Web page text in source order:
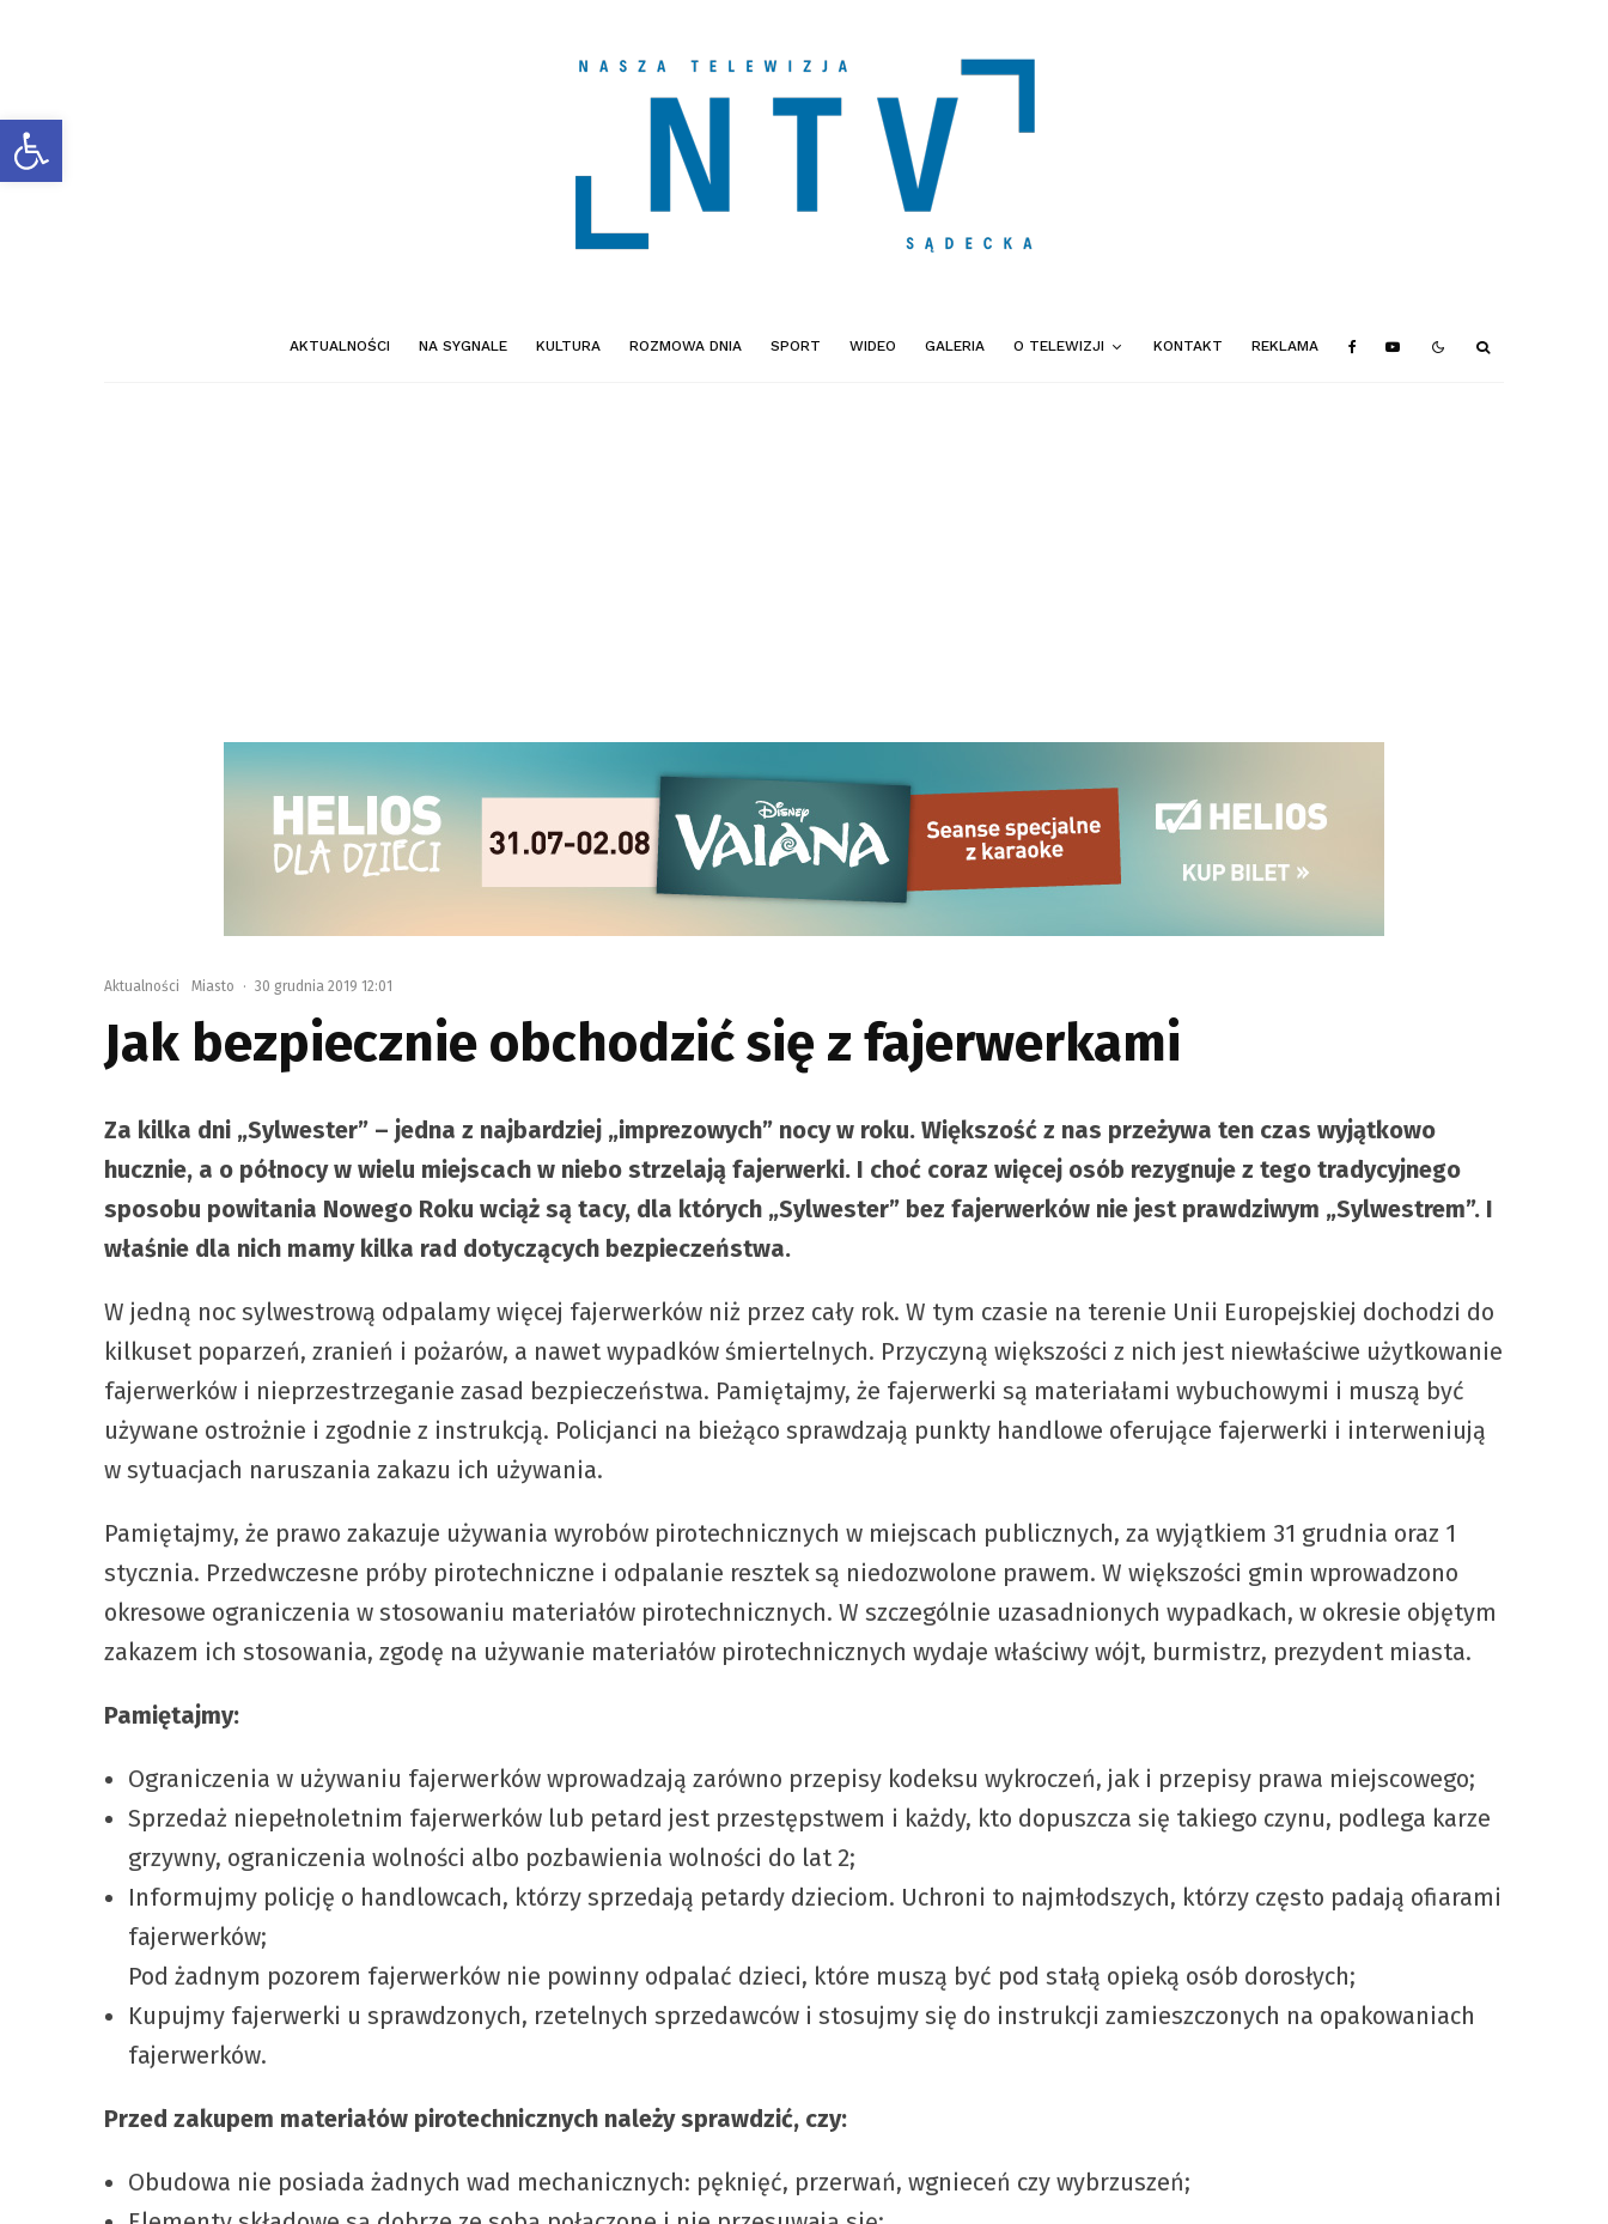
Otwórz pasek narzędzi
AKTUALNOŚCI NA SYGNALE KULTURA ROZMOWA DNIA SPORT WIDEO GALERIA O TELEWIZJI KONTAKT REKLAMA
Aktualności Miasto · 30 grudnia 2019 12:01
Jak bezpiecznie obchodzić się z fajerwerkami
Za kilka dni „Sylwester” – jedna z najbardziej „imprezowych” nocy w roku. Większość z nas przeżywa ten czas wyjątkowo
hucznie, a o północy w wielu miejscach w niebo strzelają fajerwerki. I choć coraz więcej osób rezygnuje z tego tradycyjnego
sposobu powitania Nowego Roku wciąż są tacy, dla których „Sylwester” bez fajerwerków nie jest prawdziwym „Sylwestrem”. I
właśnie dla nich mamy kilka rad dotyczących bezpieczeństwa.
W jedną noc sylwestrową odpalamy więcej fajerwerków niż przez cały rok. W tym czasie na terenie Unii Europejskiej dochodzi do
kilkuset poparzeń, zranień i pożarów, a nawet wypadków śmiertelnych. Przyczyną większości z nich jest niewłaściwe użytkowanie
fajerwerków i nieprzestrzeganie zasad bezpieczeństwa. Pamiętajmy, że fajerwerki są materiałami wybuchowymi i muszą być
używane ostrożnie i zgodnie z instrukcją. Policjanci na bieżąco sprawdzają punkty handlowe oferujące fajerwerki i interweniują
w sytuacjach naruszania zakazu ich używania.
Pamiętajmy, że prawo zakazuje używania wyrobów pirotechnicznych w miejscach publicznych, za wyjątkiem 31 grudnia oraz 1
stycznia. Przedwczesne próby pirotechniczne i odpalanie resztek są niedozwolone prawem. W większości gmin wprowadzono
okresowe ograniczenia w stosowaniu materiałów pirotechnicznych. W szczególnie uzasadnionych wypadkach, w okresie objętym
zakazem ich stosowania, zgodę na używanie materiałów pirotechnicznych wydaje właściwy wójt, burmistrz, prezydent miasta.
Pamiętajmy:
Ograniczenia w używaniu fajerwerków wprowadzają zarówno przepisy kodeksu wykroczeń, jak i przepisy prawa miejscowego;
Sprzedaż niepełnoletnim fajerwerków lub petard jest przestępstwem i każdy, kto dopuszcza się takiego czynu, podlega karze
grzywny, ograniczenia wolności albo pozbawienia wolności do lat 2;
Informujmy policję o handlowcach, którzy sprzedają petardy dzieciom. Uchroni to najmłodszych, którzy często padają ofiarami
fajerwerków;
Pod żadnym pozorem fajerwerków nie powinny odpalać dzieci, które muszą być pod stałą opieką osób dorosłych;
Kupujmy fajerwerki u sprawdzonych, rzetelnych sprzedawców i stosujmy się do instrukcji zamieszczonych na opakowaniach
fajerwerków.
Przed zakupem materiałów pirotechnicznych należy sprawdzić, czy:
Obudowa nie posiada żadnych wad mechanicznych: pęknięć, przerwań, wgnieceń czy wybrzuszeń;